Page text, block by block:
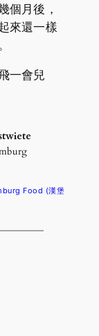
個月後，
來還一樣
一會兒
Food (漢堡